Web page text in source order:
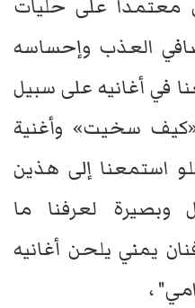
معتمداً على حليات
العذب وإحساسه
في أغانيه على سبيل
«كيف سخيت» وأغنية
استمعنا إلى هذين
وبصيرة لعرفنا ما
يمني يلحن أغانيه
،